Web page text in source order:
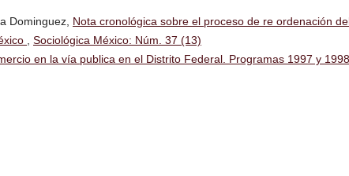
Dominguez, Nota cronológica sobre el proceso de re ordenación
Sociológica México: Núm. 37 (13)
en la vía publica en el Distrito Federal. Programas 1997 y 1998